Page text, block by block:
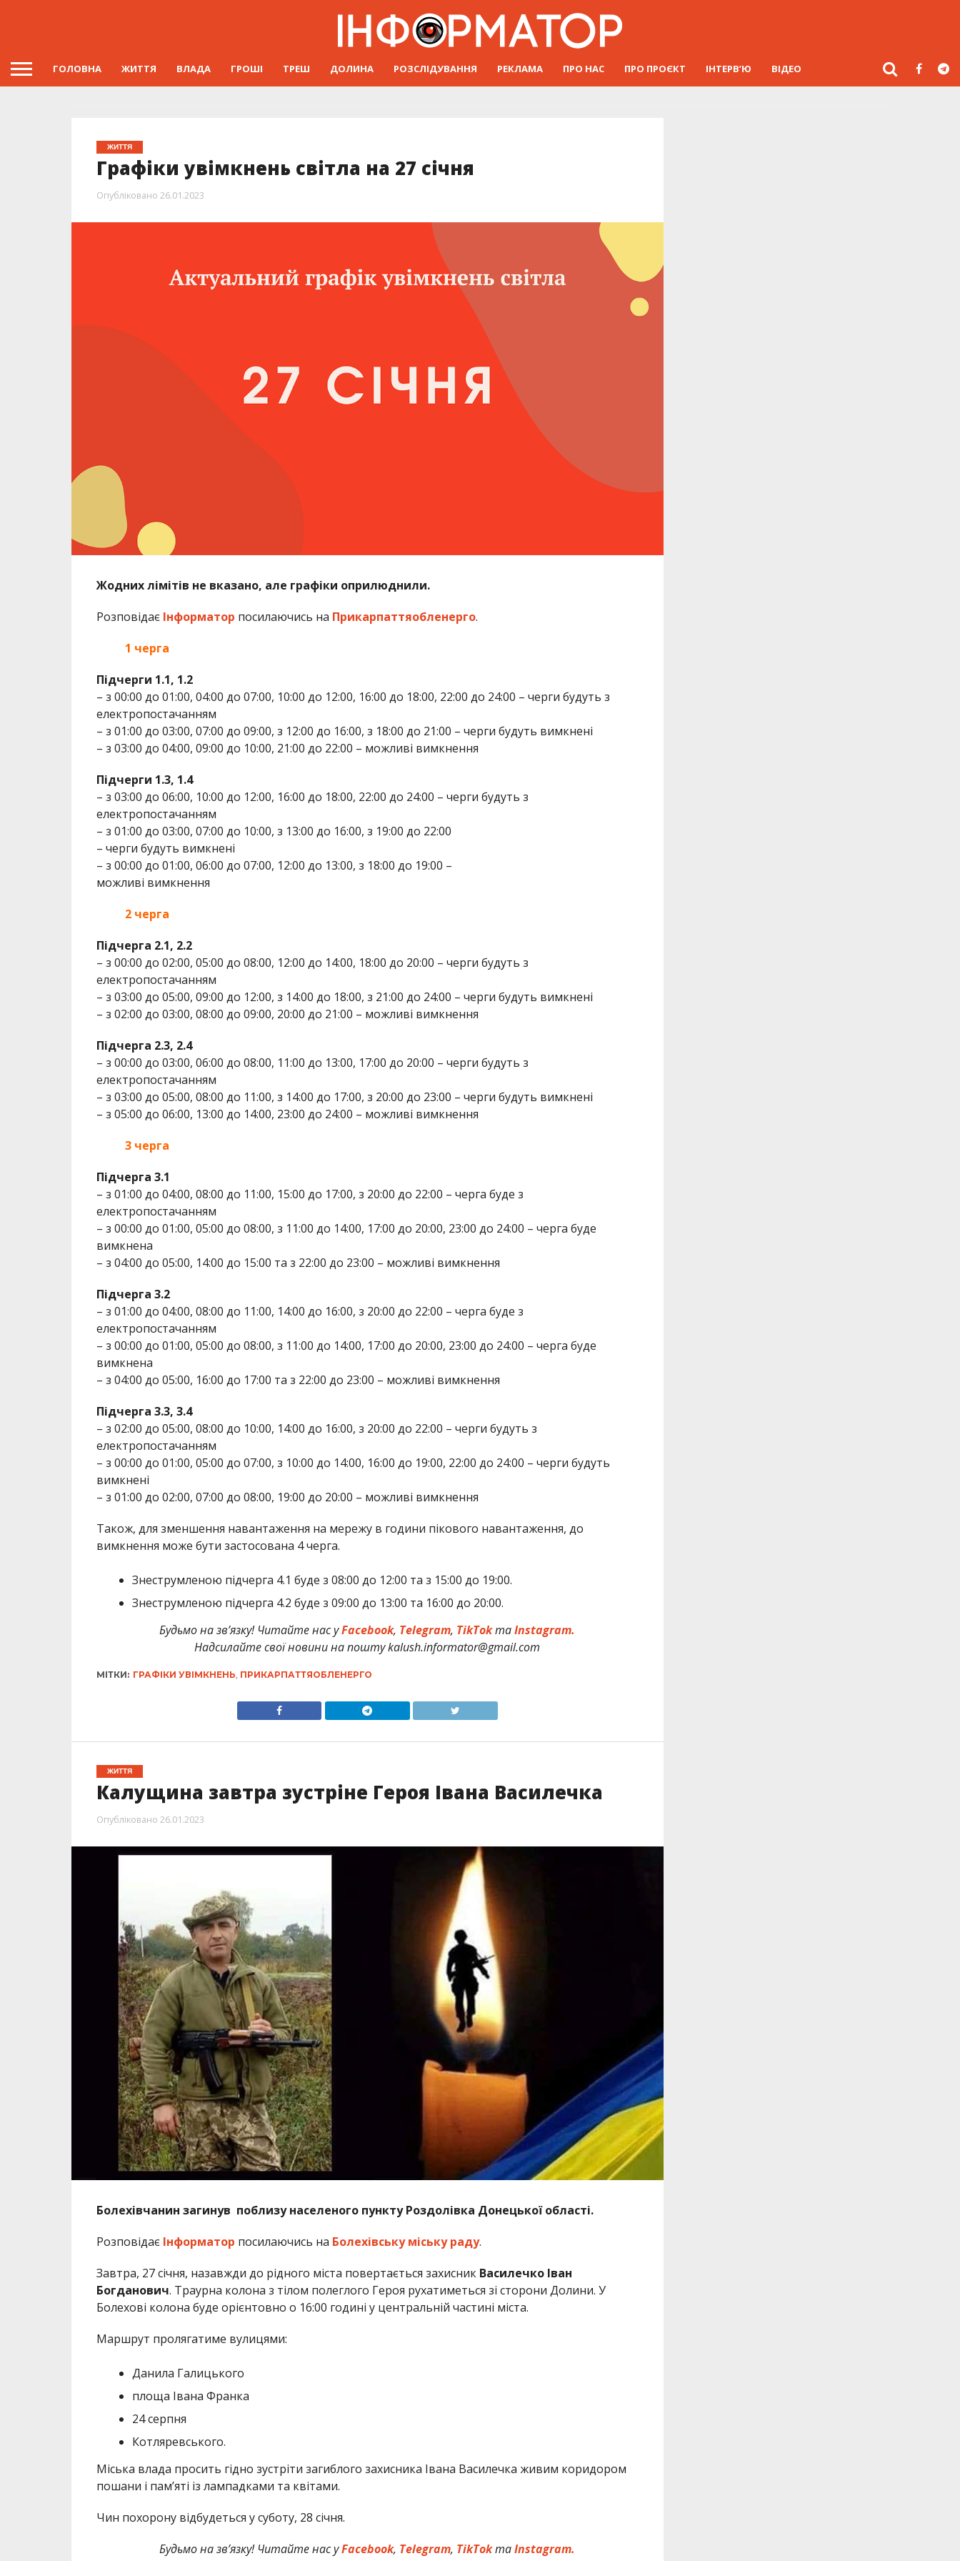
ГОЛОВНА ЖИТТЯ ВЛАДА ГРОШІ ТРЕШ ДОЛИНА РОЗСЛІДУВАННЯ РЕКЛАМА ПРО НАС ПРО ПРОЄКТ ІНТЕРВ’Ю ВІДЕО
ЖИТТЯ
Графіки увімкнень світла на 27 січня
Опубліковано 26.01.2023
Жодних лімітів не вказано, але графіки оприлюднили.
Розповідає Інформатор посилаючись на Прикарпаттяобленерго.
1 черга
Підчерги 1.1, 1.2
– з 00:00 до 01:00, 04:00 до 07:00, 10:00 до 12:00, 16:00 до 18:00, 22:00 до 24:00 – черги будуть з
електропостачанням
– з 01:00 до 03:00, 07:00 до 09:00, з 12:00 до 16:00, з 18:00 до 21:00 – черги будуть вимкнені
– з 03:00 до 04:00, 09:00 до 10:00, 21:00 до 22:00 – можливі вимкнення
Підчерги 1.3, 1.4
– з 03:00 до 06:00, 10:00 до 12:00, 16:00 до 18:00, 22:00 до 24:00 – черги будуть з
електропостачанням
– з 01:00 до 03:00, 07:00 до 10:00, з 13:00 до 16:00, з 19:00 до 22:00
– черги будуть вимкнені
– з 00:00 до 01:00, 06:00 до 07:00, 12:00 до 13:00, з 18:00 до 19:00 –
можливі вимкнення
2 черга
Підчерга 2.1, 2.2
– з 00:00 до 02:00, 05:00 до 08:00, 12:00 до 14:00, 18:00 до 20:00 – черги будуть з
електропостачанням
– з 03:00 до 05:00, 09:00 до 12:00, з 14:00 до 18:00, з 21:00 до 24:00 – черги будуть вимкнені
– з 02:00 до 03:00, 08:00 до 09:00, 20:00 до 21:00 – можливі вимкнення
Підчерга 2.3, 2.4
– з 00:00 до 03:00, 06:00 до 08:00, 11:00 до 13:00, 17:00 до 20:00 – черги будуть з
електропостачанням
– з 03:00 до 05:00, 08:00 до 11:00, з 14:00 до 17:00, з 20:00 до 23:00 – черги будуть вимкнені
– з 05:00 до 06:00, 13:00 до 14:00, 23:00 до 24:00 – можливі вимкнення
3 черга
Підчерга 3.1
– з 01:00 до 04:00, 08:00 до 11:00, 15:00 до 17:00, з 20:00 до 22:00 – черга буде з
електропостачанням
– з 00:00 до 01:00, 05:00 до 08:00, з 11:00 до 14:00, 17:00 до 20:00, 23:00 до 24:00 – черга буде
вимкнена
– з 04:00 до 05:00, 14:00 до 15:00 та з 22:00 до 23:00 – можливі вимкнення
Підчерга 3.2
– з 01:00 до 04:00, 08:00 до 11:00, 14:00 до 16:00, з 20:00 до 22:00 – черга буде з
електропостачанням
– з 00:00 до 01:00, 05:00 до 08:00, з 11:00 до 14:00, 17:00 до 20:00, 23:00 до 24:00 – черга буде
вимкнена
– з 04:00 до 05:00, 16:00 до 17:00 та з 22:00 до 23:00 – можливі вимкнення
Підчерга 3.3, 3.4
– з 02:00 до 05:00, 08:00 до 10:00, 14:00 до 16:00, з 20:00 до 22:00 – черги будуть з
електропостачанням
– з 00:00 до 01:00, 05:00 до 07:00, з 10:00 до 14:00, 16:00 до 19:00, 22:00 до 24:00 – черги будуть
вимкнені
– з 01:00 до 02:00, 07:00 до 08:00, 19:00 до 20:00 – можливі вимкнення
Також, для зменшення навантаження на мережу в години пікового навантаження, до
вимкнення може бути застосована 4 черга.
Знеструмленою підчерга 4.1 буде з 08:00 до 12:00 та з 15:00 до 19:00.
Знеструмленою підчерга 4.2 буде з 09:00 до 13:00 та 16:00 до 20:00.
Будьмо на зв’язку! Читайте нас уFacebook, Telegram, TikTokтаInstagram.
Надсилайте свої новини на пошту kalush.informator@gmail.com
МІТКИ: ГРАФІКИ УВІМКНЕНЬ, ПРИКАРПАТТЯОБЛЕНЕРГО
ЖИТТЯ
Калущина завтра зустріне Героя Івана Василечка
Опубліковано 26.01.2023
Болехівчанин загинув поблизу населеного пункту Роздолівка Донецької області.
Розповідає Інформатор посилаючись на Болехівську міську раду.
Завтра, 27 січня, назавжди до рідного міста повертається захисник Василечко Іван
Богданович. Траурна колона з тілом полеглого Героя рухатиметься зі сторони Долини. У
Болехові колона буде орієнтовно о 16:00 годині у центральній частині міста.
Маршрут пролягатиме вулицями:
Данила Галицького
площа Івана Франка
24 серпня
Котляревського.
Міська влада просить гідно зустріти загиблого захисника Івана Василечка живим коридором
пошани і пам’яті із лампадками та квітами.
Чин похорону відбудеться у суботу, 28 січня.
Будьмо на зв’язку! Читайте нас уFacebook, Telegram, TikTokтаInstagram.